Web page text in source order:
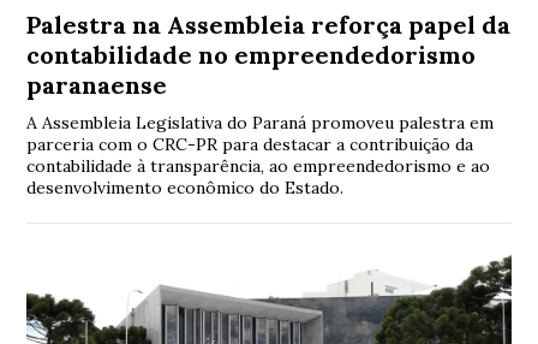
Palestra na Assembleia reforça papel da
contabilidade no empreendedorismo
paranaense
A Assembleia Legislativa do Paraná promoveu palestra em
parceria com o CRC-PR para destacar a contribuição da
contabilidade à transparência, ao empreendedorismo e ao
desenvolvimento econômico do Estado.